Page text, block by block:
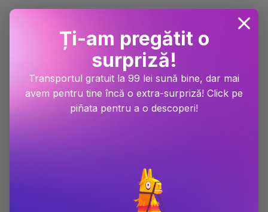
Ți-am pregătit o
surpriză!
Transportul gratuit la 99 lei sună bine, dar mai
avem pentru tine încă o extra-surpriză! Click pe
piñata pentru a o descoperi!